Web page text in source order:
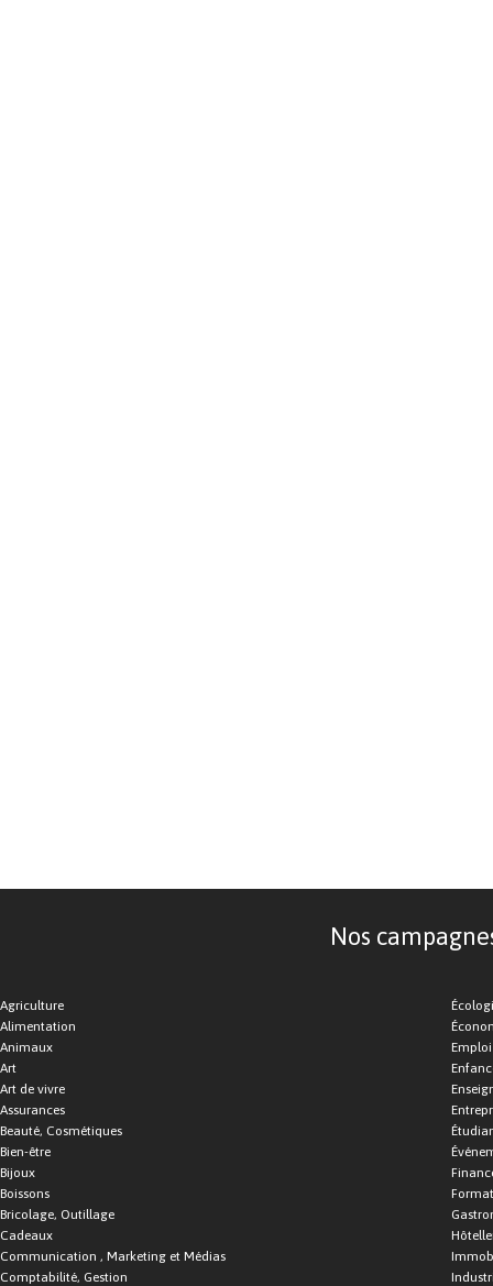
Nos
Agriculture
Alimentation
Animaux
Art
Art de vivre
Assurances
Beauté, Cosmétiques
Bien-être
Bijoux
Boissons
Bricolage, Outillage
Cadeaux
Communication , Marketing et Médias
Comptabilité, Gestion
Emploi